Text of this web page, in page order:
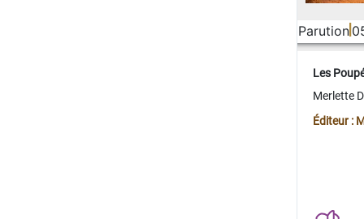
Parution
Les
Merlette
Éditeur :